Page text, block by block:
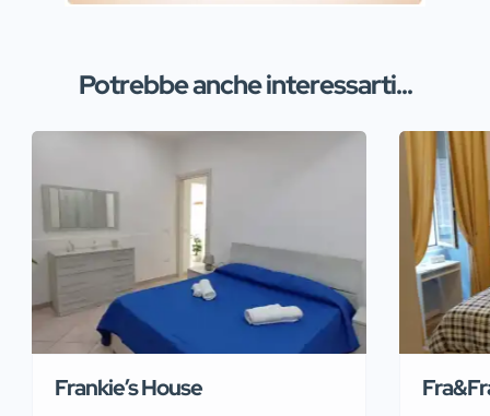
Potrebbe anche interessarti...
Frankie’s House